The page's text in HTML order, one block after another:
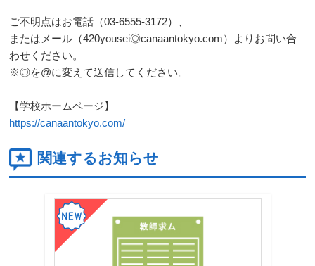
ご不明点はお電話（03-6555-3172）、
またはメール（420yousei◎canaantokyo.com）よりお問い合
わせください。
※◎を@に変えて送信してください。
【学校ホームページ】
https://canaantokyo.com/
関連するお知らせ